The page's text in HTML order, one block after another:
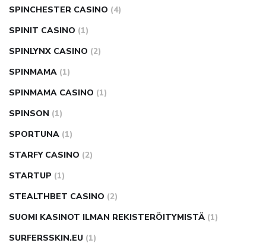
SPINCHESTER CASINO (4)
SPINIT CASINO (1)
SPINLYNX CASINO (2)
SPINMAMA (1)
SPINMAMA CASINO (1)
SPINSON (1)
SPORTUNA (1)
STARFY CASINO (2)
STARTUP (1)
STEALTHBET CASINO (2)
SUOMI KASINOT ILMAN REKISTERÖITYMISTÄ (1)
SURFERSSKIN.EU (1)